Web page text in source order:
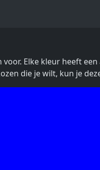
Elke kleur heeft
die je wilt, kun je